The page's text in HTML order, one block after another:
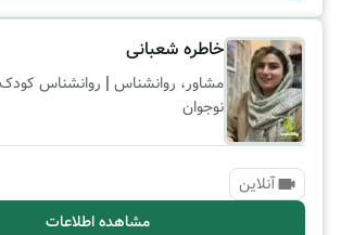
خاطره شعبانی
مشاور، روانشناس | روانشناس کودک
نوجوان
آنلاین
مشاهده اطلاعات